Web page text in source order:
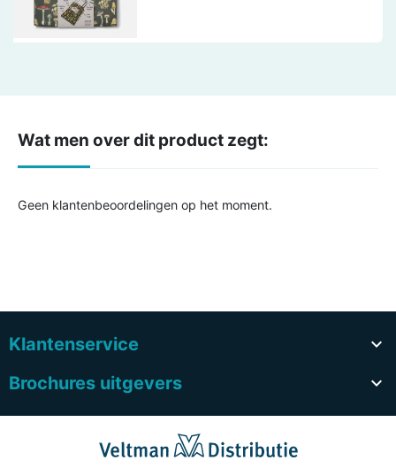
Wat men over dit product zegt:
Geen klantenbeoordelingen op het moment.
Klantenservice

Brochures uitgevers
